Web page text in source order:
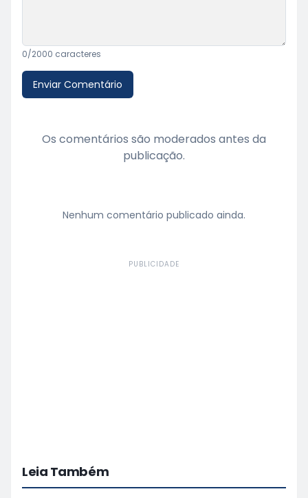
0/2000 caracteres
Enviar Comentário
Os comentários são moderados antes da
publicação.
Nenhum comentário publicado ainda.
PUBLICIDADE
Leia Também